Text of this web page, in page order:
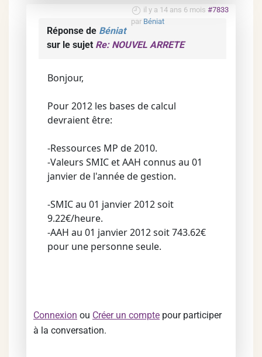
il y a 14 ans 6 mois #7833
par Béniat
Réponse de Béniat
sur le sujet Re: NOUVEL ARRETE
Bonjour,
Pour 2012 les bases de calcul
devraient être:
-Ressources MP de 2010.
-Valeurs SMIC et AAH connus au 01
janvier de l'année de gestion.
-SMIC au 01 janvier 2012 soit
9.22€/heure.
-AAH au 01 janvier 2012 soit 743.62€
pour une personne seule.
Connexion ou Créer un compte pour participer
à la conversation.